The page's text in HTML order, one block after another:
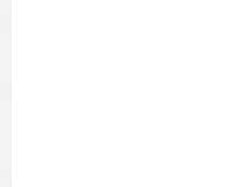
おたの